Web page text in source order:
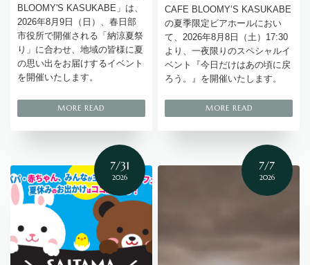
BLOOMY'S KASUKABE」は、
2026年8月9日（日）、春日部
市役所で開催される「納涼夏祭
り」に合わせ、地域の皆様に夏
の思い出をお届けするイベント
を開催いたします。
CAFE BLOOMY’S KASUKABE
の夏季限定ビアホールにおい
て、2026年8月8日（土）17:30
より、一夜限りのスペシャルイ
ベント『今日だけはあの頃に戻
ろう。』を開催いたします。
7/31
2026
7/7
2026